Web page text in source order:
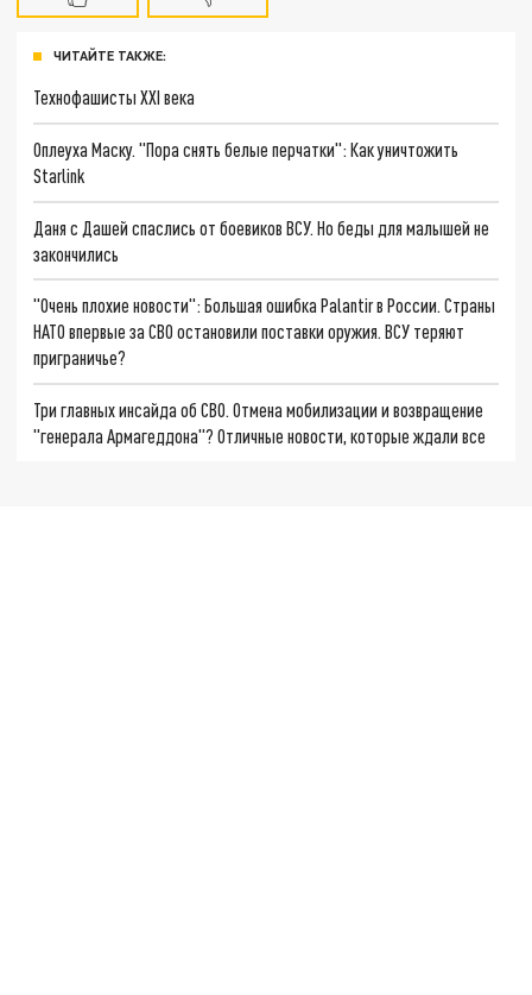
ЧИТАЙТЕ ТАКЖЕ:
Технофашисты XXI века
Оплеуха Маску. "Пора снять белые перчатки": Как уничтожить
Starlink
Даня с Дашей спаслись от боевиков ВСУ. Но беды для малышей не
закончились
"Очень плохие новости": Большая ошибка Palantir в России. Страны
НАТО впервые за СВО остановили поставки оружия. ВСУ теряют
приграничье?
Три главных инсайда об СВО. Отмена мобилизации и возвращение
"генерала Армагеддона"? Отличные новости, которые ждали все